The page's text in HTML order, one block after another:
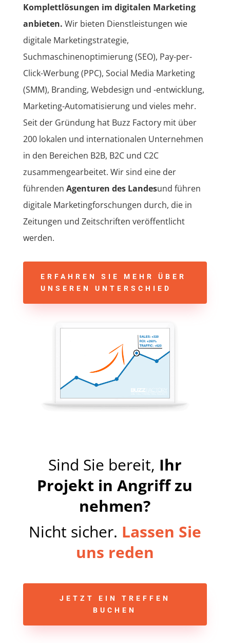
Komplettlösungen im digitalen Marketing
anbieten. Wir bieten Dienstleistungen wie
digitale Marketingstrategie,
Suchmaschinenoptimierung (SEO), Pay-per-
Click-Werbung (PPC), Social Media Marketing
(SMM), Branding, Webdesign und -entwicklung,
Marketing-Automatisierung und vieles mehr.
Seit der Gründung hat Buzz Factory mit über
200 lokalen und internationalen Unternehmen
in den Bereichen B2B, B2C und C2C
zusammengearbeitet. Wir sind eine der
führenden Agenturen des Landesund führen
digitale Marketingforschungen durch, die in
Zeitungen und Zeitschriften veröffentlicht
werden.
ERFAHREN SIE MEHR ÜBER
UNSEREN UNTERSCHIED
Sind Sie bereit, Ihr
Projekt in Angriff zu
nehmen?
Nicht sicher. Lassen Sie
uns reden
JETZT EIN TREFFEN
BUCHEN